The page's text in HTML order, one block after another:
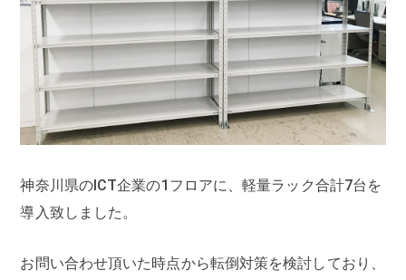
神奈川県のICT企業の1フロアに、軽量ラック合計7台を
導入致しました。
お問い合わせ頂いた時点から転倒対策を検討しており、